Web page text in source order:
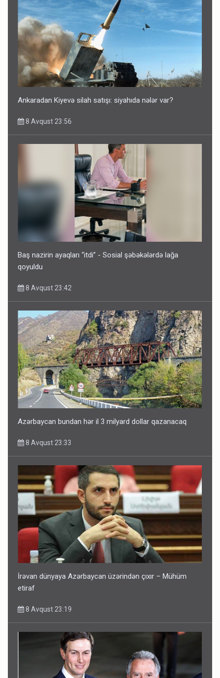
Azərbaycan bundan hər il 3 milyard dollar qazanacaq
8 Avqust 23:33
İrəvan dünyaya Azərbaycan üzərindən çıxır – Mühüm
8 Avqust 23:19
Paşinyan Əliyevə zəng etməsindən danışdı
8 Avqust 16:18
Ankaradan Kiyevə silah satışı: siyahıda nələr var?
8 Avqust 23:56
Baş nazirin ayaqları “itdi” - Sosial şəbəkələrdə lağa
qoyuldu
8 Avqust 23:42
Azərbaycan bundan hər il 3 milyard dollar qazanacaq
8 Avqust 23:33
İrəvan dünyaya Azərbaycan üzərindən çıxır – Mühüm
etiraf
8 Avqust 23:19